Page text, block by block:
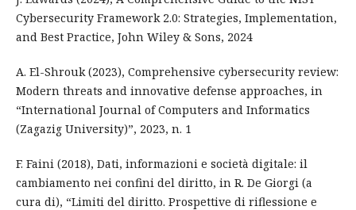
Cybersecurity Framework 2.0: Strategies, Implementation,
and Best Practice, John Wiley & Sons, 2024
A. El-Shrouk (2023), Comprehensive cybersecurity review:
Modern threats and innovative defense approaches, in
“International Journal of Computers and Informatics
(Zagazig University)”, 2023, n. 1
F. Faini (2018), Dati, informazioni e società digitale: il
cambiamento nei confini del diritto, in R. De Giorgi (a
cura di), “Limiti del diritto. Prospettive di riflessione e